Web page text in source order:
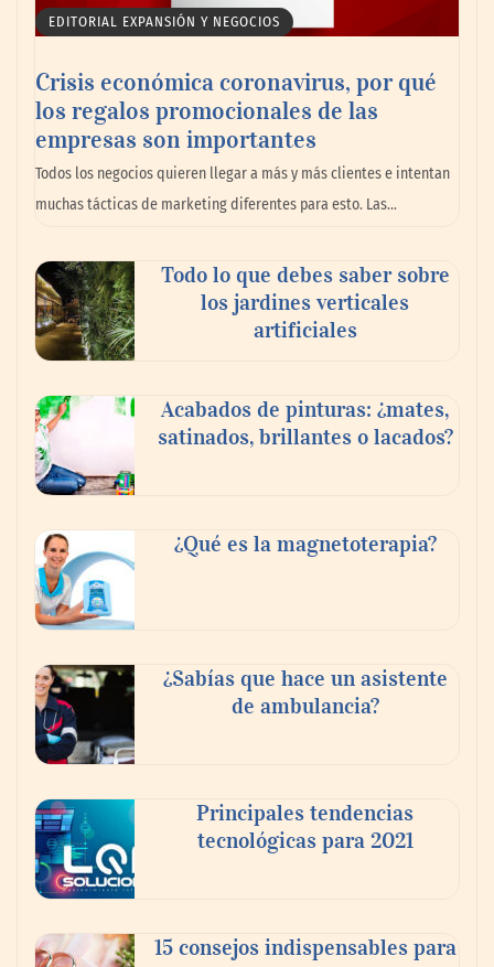
La omnicanalidad redefine la forma de
planear viajes en México
buscan proyectar talento mexicano y
fortalecer el turismo médico
En el Día de la Cerveza, Grupo Modelo
mundo elige para reunirse: 7 de cada 10 la
EDITORIAL EXPANSIÓN Y NEGOCIOS
Crisis económica coronavirus, por qué
los regalos promocionales de las
empresas son importantes
Todos los negocios quieren llegar a más y más clientes e intentan
muchas tácticas de marketing diferentes para esto. Las…
Todo lo que debes saber sobre
los jardines verticales
artificiales
Acabados de pinturas: ¿mates,
satinados, brillantes o lacados?
¿Qué es la magnetoterapia?
¿Sabías que hace un asistente
de ambulancia?
Principales tendencias
tecnológicas para 2021
15 consejos indispensables para